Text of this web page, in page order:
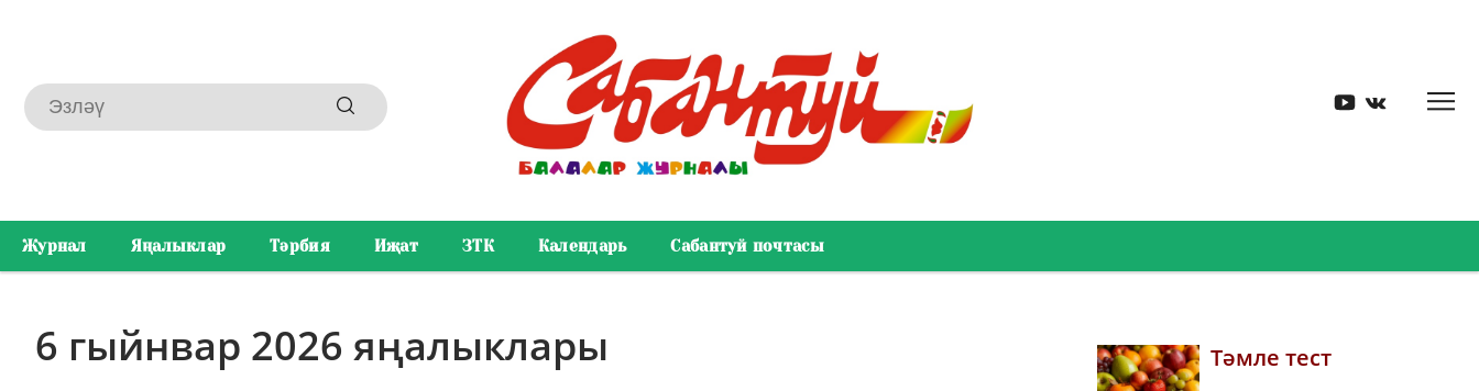
Журнал Яңалыклар Тәрбия Иҗат ЗТК Календарь Сабантуй почтасы
6 гыйнвар 2026 яңалыклары Тәмле тест